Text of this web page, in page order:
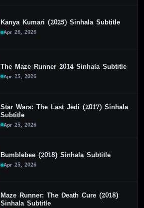
Kanya Kumari (2025) Sinhala Subtitle
Apr 26, 2026
The Maze Runner 2014 Sinhala Subtitle
Apr 25, 2026
Star Wars: The Last Jedi (2017) Sinhala
Subtitle
Apr 25, 2026
Bumblebee (2018) Sinhala Subtitle
Apr 25, 2026
Maze Runner: The Death Cure (2018)
Sinhala Subtitle